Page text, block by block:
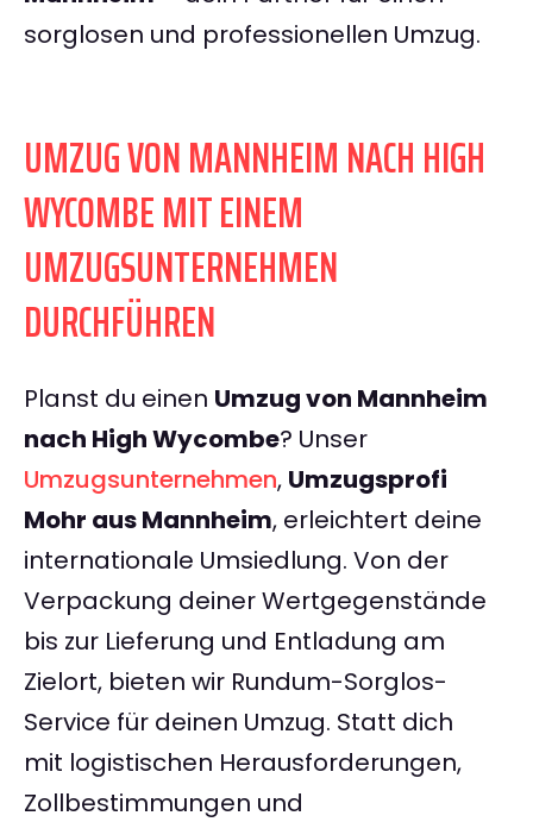
sorglosen und professionellen Umzug.
UMZUG VON MANNHEIM NACH HIGH
WYCOMBE MIT EINEM
UMZUGSUNTERNEHMEN
DURCHFÜHREN
Planst du einen Umzug von Mannheim
nach High Wycombe? Unser
Umzugsunternehmen, Umzugsprofi
Mohr aus Mannheim, erleichtert deine
internationale Umsiedlung. Von der
Verpackung deiner Wertgegenstände
bis zur Lieferung und Entladung am
Zielort, bieten wir Rundum-Sorglos-
Service für deinen Umzug. Statt dich
mit logistischen Herausforderungen,
Zollbestimmungen und